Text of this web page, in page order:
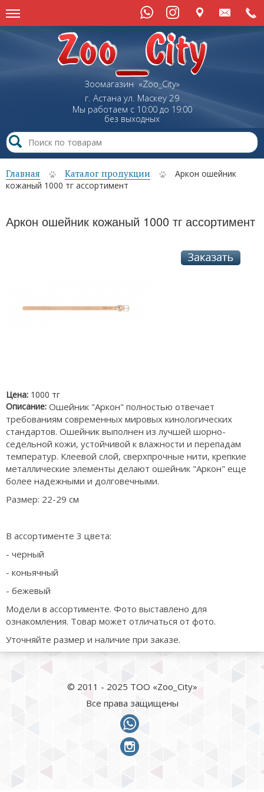
Зоомагазин «Zoo_City»
г. Астана ул. Маскеу29
Мы работаем с 10:00 до 19:00
без выходных
Главная Каталог продукции
Аркон ошейник
кожаный 1000 тг ассортимент
Аркон ошейник кожаный 1000 тг ассортимент
Цена: 1000 тг
Описание: Ошейник "Аркон" полностью отвечает
требованиям современных мировых кинологических
стандартов. Ошейник выполнен из лучшей шорно-
седельной кожи, устойчивой к влажности и перепадам
температур. Клеевой слой, сверхпрочные нити, крепкие
металлические элементы делают ошейник "Аркон" еще
более надежными и долговечными.
Размер: 22-29 см
В ассортименте 3 цвета:
- черный
- коньячный
- бежевый
Модели в ассортименте. Фото выставлено для
ознакомления. Товар может отличаться от фото.
Уточняйте размер и наличие при заказе.
© 2011 - 2025 ТОО «Zoo_City»
Все права защищены